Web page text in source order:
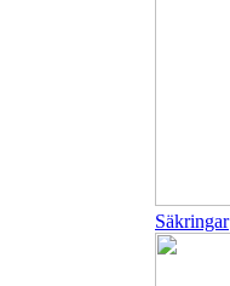
Säkringar